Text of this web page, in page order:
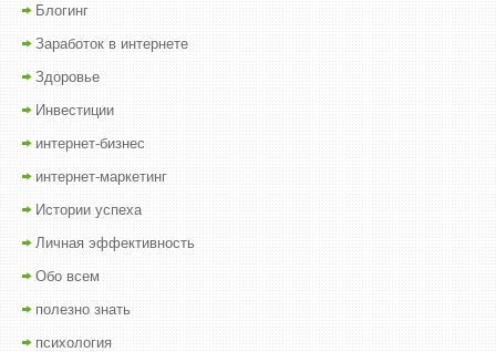
Блогинг
Заработок в интернете
Здоровье
Инвестиции
интернет-бизнес
интернет-маркетинг
Истории успеха
Личная эффективность
Обо всем
полезно знать
психология